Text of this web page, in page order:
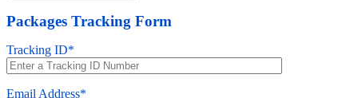
Packages Tracking Form
Tracking ID*
Email Address*